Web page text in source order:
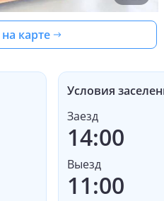
карте
Условия
Заезд
14:00
Выезд
11:00